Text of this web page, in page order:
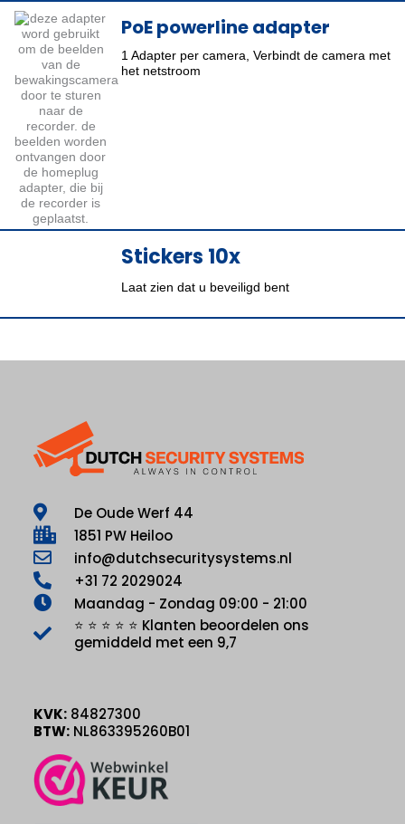
PoE powerline adapter
1 Adapter per camera, Verbindt de camera met
het netstroom
Stickers 10x
Laat zien dat u beveiligd bent
De Oude Werf 44
1851 PW Heiloo
info@dutchsecuritysystems.nl
+31 72 2029024
Maandag - Zondag 09:00 - 21:00
⭐ ⭐ ⭐ ⭐ ⭐ Klanten beoordelen ons
gemiddeld met een 9,7
KVK: 84827300
BTW: NL863395260B01